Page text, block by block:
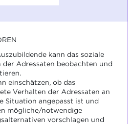
kann das soziale
der Adressaten beobachten und
einschätzen, ob das
Verhalten der Adressaten an
Situation angepasst ist und
mögliche/notwendige
vorschlagen und